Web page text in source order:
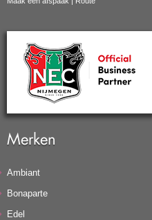
Merken
Ambiant
Bonaparte
Edel